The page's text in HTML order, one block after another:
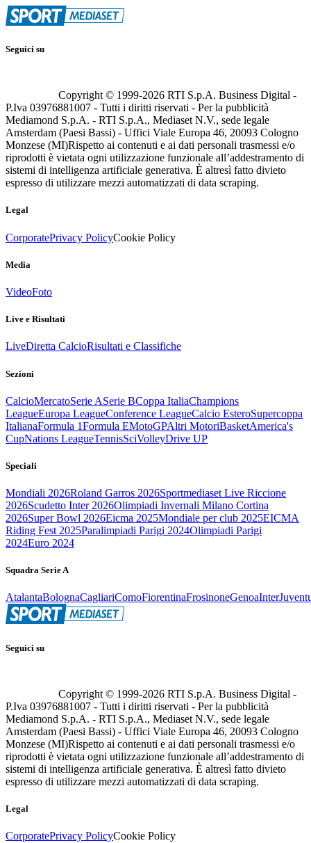
Seguici su
Copyright © 1999-2026 RTI S.p.A. Business Digital -
P.Iva 03976881007 - Tutti i diritti riservati - Per la pubblicità
Mediamond S.p.A. - RTI S.p.A., Mediaset N.V., sede legale
Amsterdam (Paesi Bassi) - Uffici Viale Europa 46, 20093 Cologno
Monzese (MI)Rispetto ai contenuti e ai dati personali trasmessi e/o
riprodotti è vietata ogni utilizzazione funzionale all’addestramento di
sistemi di intelligenza artificiale generativa. È altresì fatto divieto
espresso di utilizzare mezzi automatizzati di data scraping.
Legal
CorporatePrivacy PolicyCookie Policy
Media
VideoFoto
Live e Risultati
LiveDiretta CalcioRisultati e Classifiche
Sezioni
CalcioMercatoSerie ASerie BCoppa ItaliaChampions
LeagueEuropa LeagueConference LeagueCalcio EsteroSupercoppa
ItalianaFormula 1Formula EMotoGPAltri MotoriBasketAmerica's
CupNations LeagueTennisSciVolleyDrive UP
Speciali
Mondiali 2026Roland Garros 2026Sportmediaset Live Riccione
2026Scudetto Inter 2026Olimpiadi Invernali Milano Cortina
2026Super Bowl 2026Eicma 2025Mondiale per club 2025EICMA
Riding Fest 2025Paralimpiadi Parigi 2024Olimpiadi Parigi
2024Euro 2024
Squadra Serie A
AtalantaBolognaCagliariComoFiorentinaFrosinoneGenoaInter
Seguici su
Copyright © 1999-2026 RTI S.p.A. Business Digital -
P.Iva 03976881007 - Tutti i diritti riservati - Per la pubblicità
Mediamond S.p.A. - RTI S.p.A., Mediaset N.V., sede legale
Amsterdam (Paesi Bassi) - Uffici Viale Europa 46, 20093 Cologno
Monzese (MI)Rispetto ai contenuti e ai dati personali trasmessi e/o
riprodotti è vietata ogni utilizzazione funzionale all’addestramento di
sistemi di intelligenza artificiale generativa. È altresì fatto divieto
espresso di utilizzare mezzi automatizzati di data scraping.
Legal
CorporatePrivacy PolicyCookie Policy